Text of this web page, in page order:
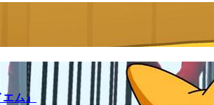
ム』